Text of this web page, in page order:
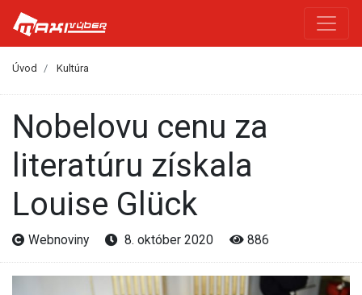
Úvod Kultúra
Nobelovu cenu za
literatúru získala
Louise Glück
Webnoviny 8. október 2020 886